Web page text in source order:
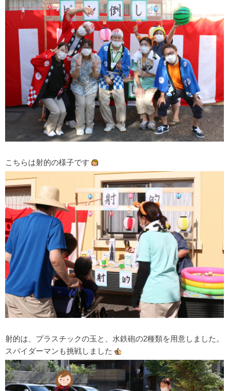
こちらは射的の様子です
射的は、プラスチックの玉と、水鉄砲の2種類を用意しました。
スパイダーマンも挑戦しました